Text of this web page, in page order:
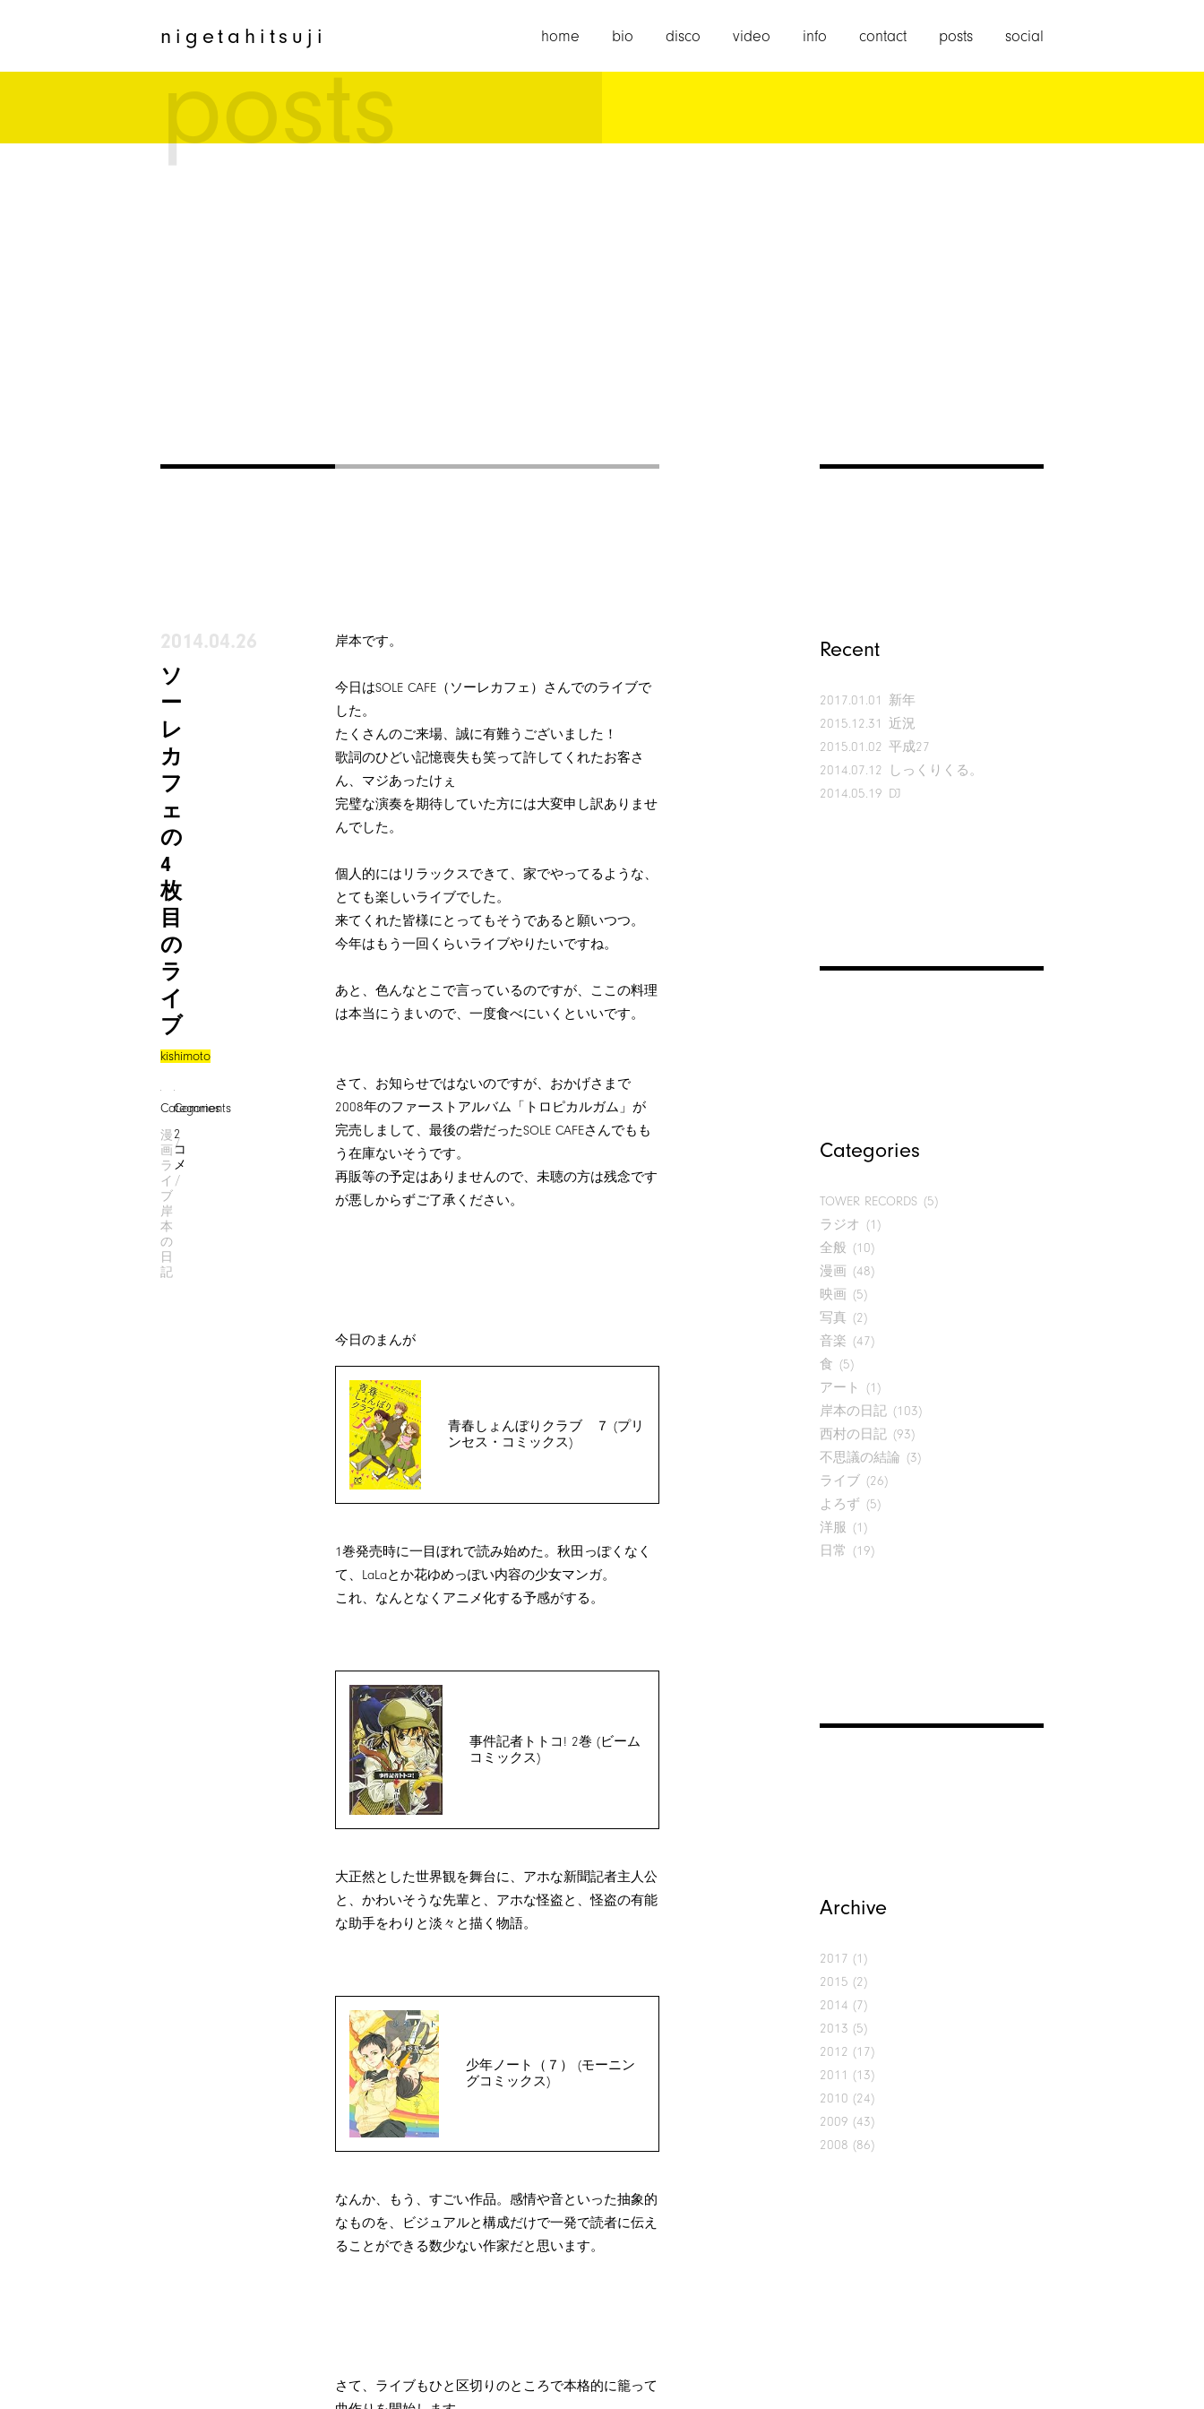
nigetahitsuji home bio disco video info contact posts social
posts
2014.04.26
ソ
ー
レ
カ
フ
ェ
の
4
枚
目
の
ラ
イ
ブ
kishimoto
Categories
漫
画
ラ
イ
ブ
岸
本
の
日
記
Comments
2
コ
メ
岸本です。
今日はSOLE CAFE（ソーレカフェ）さんでのライブで
した。
たくさんのご来場、誠に有難うございました！
歌詞のひどい記憶喪失も笑って許してくれたお客さ
ん、マジあったけぇ
完璧な演奏を期待していた方には大変申し訳ありませ
んでした。
個人的にはリラックスできて、家でやってるような、
とても楽しいライブでした。
来てくれた皆様にとってもそうであると願いつつ。
今年はもう一回くらいライブやりたいですね。
あと、色んなとこで言っているのですが、ここの料理
は本当にうまいので、一度食べにいくといいです。
さて、お知らせではないのですが、おかげさまで
2008年のファーストアルバム「トロピカルガム」が
完売しまして、最後の砦だったSOLE CAFEさんでもも
う在庫ないそうです。
再販等の予定はありませんので、未聴の方は残念です
が悪しからずご了承ください。
今日のまんが
青春しょんぼりクラブ ７ (プリ
ンセス・コミックス)
1巻発売時に一目ぼれで読み始めた。秋田っぽくなく
て、LaLaとか花ゆめっぽい内容の少女マンガ。
これ、なんとなくアニメ化する予感がする。
事件記者トトコ! 2巻 (ビーム
コミックス)
大正然とした世界観を舞台に、アホな新聞記者主人公
と、かわいそうな先輩と、アホな怪盗と、怪盗の有能
な助手をわりと淡々と描く物語。
少年ノート（７） (モーニン
グコミックス)
なんか、もう、すごい作品。感情や音といった抽象的
なものを、ビジュアルと構成だけで一発で読者に伝え
ることができる数少ない作家だと思います。
さて、ライブもひと区切りのところで本格的に籠って
Recent
2017.01.01
新年
2015.12.31
近況
2015.01.02 平成27
2014.07.12
しっくりくる。
2014.05.19 DJ
Categories
TOWER RECORDS (5)
ラジオ (1)
全般 (10)
漫画 (48)
映画 (5)
写真 (2)
音楽 (47)
食 (5)
アート
(1)
岸本の日記 (103)
西村の日記 (93)
不思議の結論 (3)
ライブ (26)
よろず (5)
洋服 (1)
日常 (19)
Archive
2017 (1)
2015 (2)
2014 (7)
2013 (5)
2012 (17)
2011 (13)
2010 (24)
2009 (43)
2008 (86)